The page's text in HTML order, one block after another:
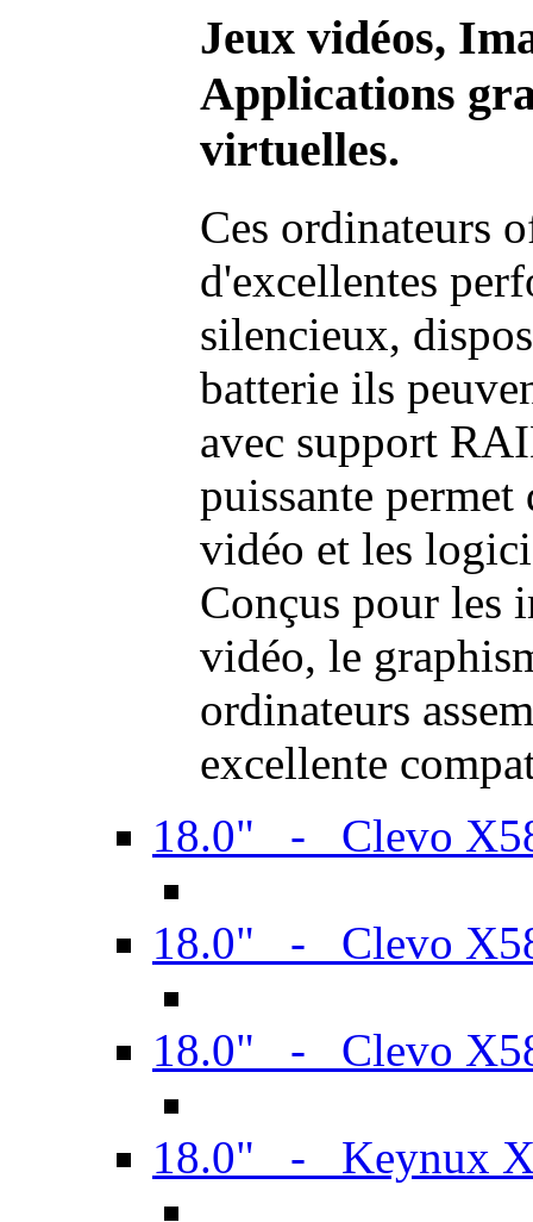
Jeux vidéos,
Applications
virtuelles.
Ces ordinateurs
d'excellentes
silencieux,
batterie ils
avec support
puissante permet
vidéo et les
Conçus pour les
vidéo, le
ordinateurs
excellente
18.0" - Clevo
18.0" - Clevo
18.0" - Clevo
18.0" - Keynux